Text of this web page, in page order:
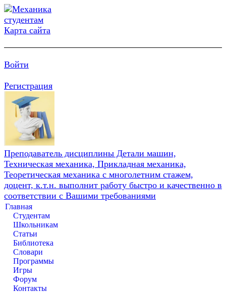
Карта сайта
Войти
Регистрация
Преподаватель дисциплины Детали машин,
Техническая механика, Прикладная механика,
Теоретическая механика с многолетним стажем,
доцент, к.т.н. выполнит работу быстро и качественно в
соответствии с Вашими требованиями
Главная
Студентам
Школьникам
Статьи
Библиотека
Словари
Программы
Игры
Форум
Контакты